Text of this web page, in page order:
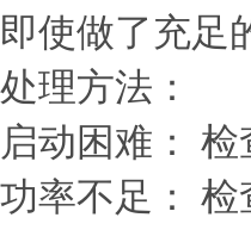
即使做了充足
处理方法：
启动困难：
功率不足：